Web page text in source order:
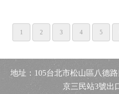
1 2 3 4 5
地址： 105台北市松山 區八德
京三民站3號出